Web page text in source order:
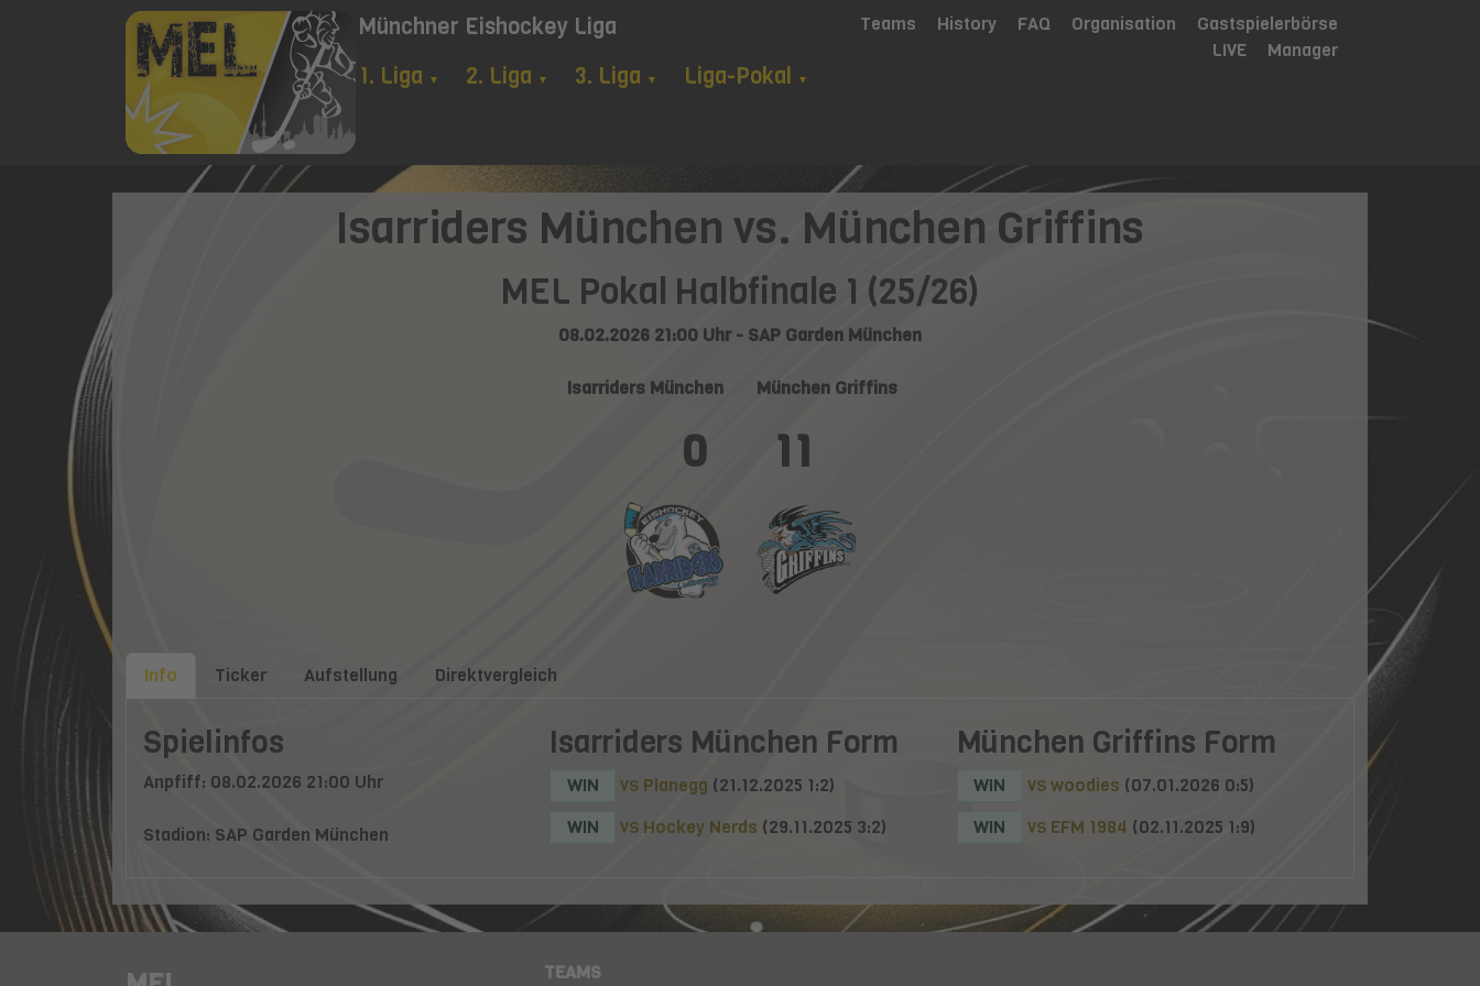
Münchner Eishockey Liga
1. Liga
▼ 2. Liga ▼ 3. Liga ▼ Liga-Pokal ▼
Teams History FAQ Organisation
Gastspielerbörse
LIVE
Manager
Isarriders München vs. München Griffins
MEL Pokal Halbfinale 1 (25/26)
08.02.2026 21:00 Uhr - SAP Garden München
Isarriders München München Griffins
0 11
Info Ticker Aufstellung Direktvergleich
Spielinfos
Anpfiff: 08.02.2026 21:00 Uhr
Stadion: SAP Garden München
Isarriders München Form
WIN VS Planegg (21.12.2025 1:2)
WIN
VS Hockey Nerds (29.11.2025 3:2)
München Griffins Form
WIN VS woodies (07.01.2026 0:5)
WIN
VS EFM 1984 (02.11.2025 1:9)
TEAMS